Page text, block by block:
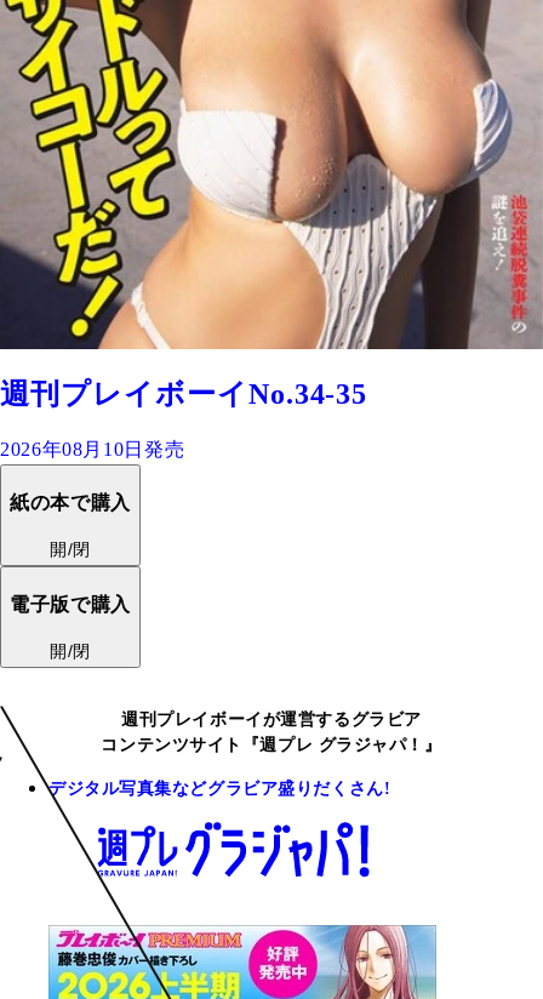
週刊プレイボーイNo.34-35
2026年08月10日発売
紙の本で購入
開/閉
電子版で購入
開/閉
週刊プレイボーイが運営するグラビア
コンテンツサイト『週プレ グラジャパ！』
デジタル写真集などグラビア盛りだくさん!